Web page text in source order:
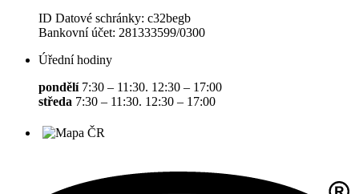
ID Datové schránky: c32begb
Bankovní účet: 281333599/0300
Úřední hodiny
pondělí7:30 – 11:30. 12:30 – 17:00
středa 7:30 – 11:30. 12:30 – 17:00